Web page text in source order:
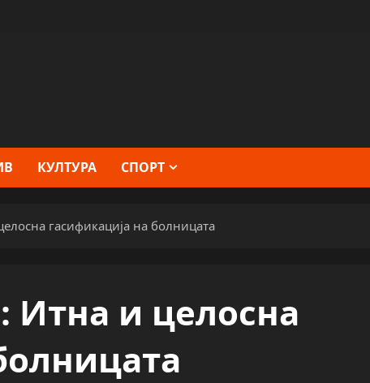
КУЛТУРА СПОРТ
гасификација на болницата
и целосна